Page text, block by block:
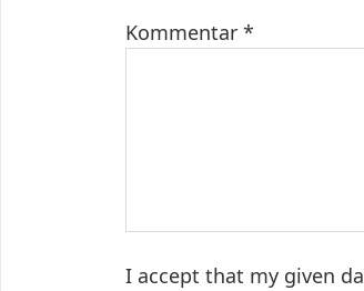
Kommentar *
I accept that my given